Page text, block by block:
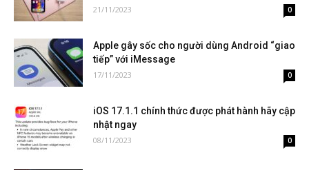
21/11/2023 0
Apple gây sốc cho người dùng Android “giao
tiếp” với iMessage
17/11/2023 0
iOS 17.1.1 chính thức được phát hành hãy cập
nhật ngay
08/11/2023 0